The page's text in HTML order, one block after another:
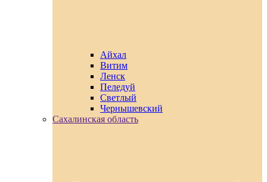
Айхал
Витим
Ленск
Пеледуй
Светлый
Чернышевский
Сахалинская область